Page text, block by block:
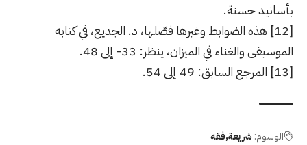
بأسانيد حسنة.
[12]
هذه الضوابط وغيرها فصّلها، د. الجديع، في كتابه
الموسيقى والغناء في الميزان، ينظر: 33- إلى 48.
[13]
المرجع السابق: 49 إلى 54.
الوسوم: شريعة فقه